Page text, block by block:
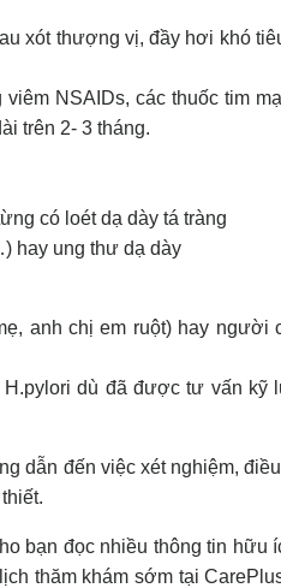
xót thượng vị, đầy hơi khó
NSAIDs, các thuốc tim
trên 2- 3 tháng.
có loét dạ dày tá tràng
hay ung thư dạ dày
anh chị em ruột) hay người
dù đã được tư vấn kỹ
dẫn đến việc xét nghiệm,
bạn đọc nhiều thông tin hữu
thăm khám sớm tại